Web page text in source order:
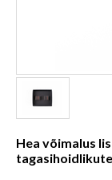
Hea võimalus